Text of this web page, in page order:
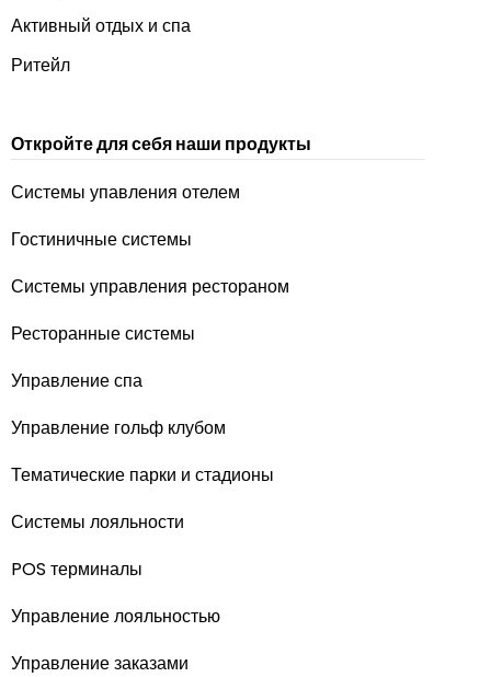
Активный отдых и спа
Ритейл
Откройте для себя наши продукты
Системы упавления отелем
Гостиничные системы
Системы управления рестораном
Ресторанные системы
Управление спа
Управление гольф клубом
Тематические парки и стадионы
Системы лояльности
POS терминалы
Управление лояльностью
Управление заказами